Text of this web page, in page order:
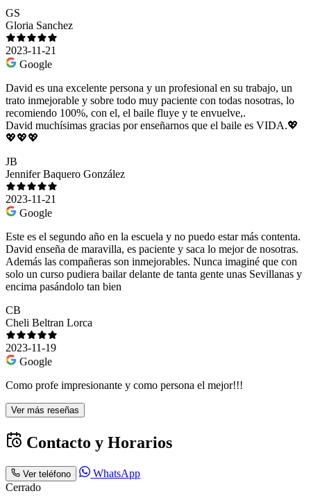
GS
Gloria Sanchez
2023-11-21
Google
David es una excelente persona y un profesional en su trabajo, un
trato inmejorable y sobre todo muy paciente con todas nosotras, lo
recomiendo 100%, con el, el baile fluye y te envuelve,.
David muchísimas gracias por enseñarnos que el baile es VIDA.💖
💖💖💖
JB
Jennifer Baquero González
2023-11-21
Google
Este es el segundo año en la escuela y no puedo estar más contenta.
David enseña de maravilla, es paciente y saca lo mejor de nosotras.
Además las compañeras son inmejorables. Nunca imaginé que con
solo un curso pudiera bailar delante de tanta gente unas Sevillanas y
encima pasándolo tan bien
CB
Cheli Beltran Lorca
2023-11-19
Google
Como profe impresionante y como persona el mejor!!!
Ver más reseñas
Contacto y Horarios
Ver teléfono
WhatsApp
Cerrado